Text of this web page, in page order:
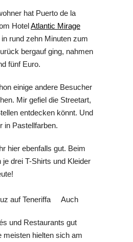
hat Puerto de la
HotelAtlantic Mirage
rund zehn Minuten zum
bergauf ging, nahmen
fünf Euro.
einige andere Besucher
Mir gefiel die Streetart,
entdecken könnt. Und
in Pastellfarben.
hier ebenfalls gut. Beim
je drei T-Shirts und Kleider
Auch
und Restaurants gut
meisten hielten sich am